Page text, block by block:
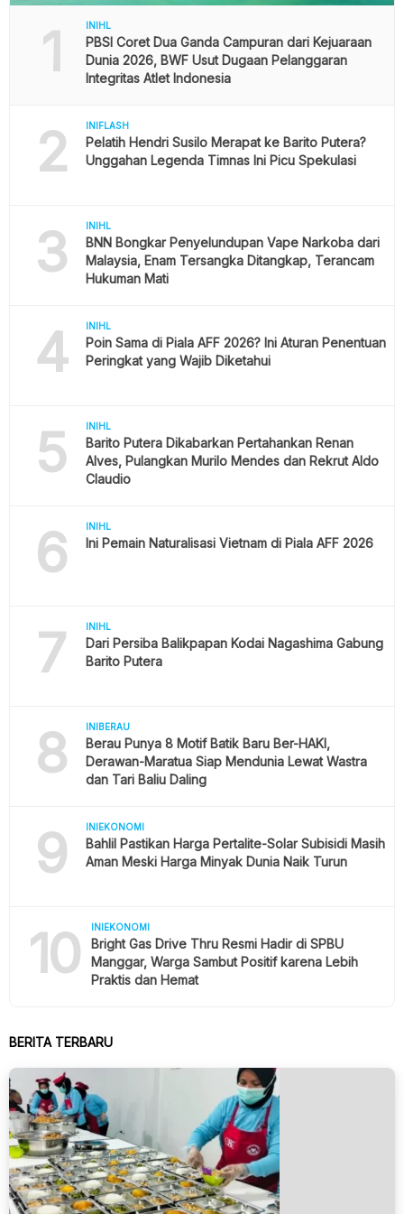
1 INIHL
PBSI Coret Dua Ganda Campuran dari Kejuaraan
Dunia 2026, BWF Usut Dugaan Pelanggaran
Integritas Atlet Indonesia
2 INIFLASH
Pelatih Hendri Susilo Merapat ke Barito Putera?
Unggahan Legenda Timnas Ini Picu Spekulasi
3 INIHL
BNN Bongkar Penyelundupan Vape Narkoba dari
Malaysia, Enam Tersangka Ditangkap, Terancam
Hukuman Mati
4 INIHL
Poin Sama di Piala AFF 2026? Ini Aturan Penentuan
Peringkat yang Wajib Diketahui
5 INIHL
Barito Putera Dikabarkan Pertahankan Renan
Alves, Pulangkan Murilo Mendes dan Rekrut Aldo
Claudio
6 INIHL
Ini Pemain Naturalisasi Vietnam di Piala AFF 2026
7 INIHL
Dari Persiba Balikpapan Kodai Nagashima Gabung
Barito Putera
8 INIBERAU
Berau Punya 8 Motif Batik Baru Ber-HAKI,
Derawan-Maratua Siap Mendunia Lewat Wastra
dan Tari Baliu Daling
9 INIEKONOMI
Bahlil Pastikan Harga Pertalite-Solar Subisidi Masih
Aman Meski Harga Minyak Dunia Naik Turun
10 INIEKONOMI
Bright Gas Drive Thru Resmi Hadir di SPBU
Manggar, Warga Sambut Positif karena Lebih
Praktis dan Hemat
BERITA TERBARU